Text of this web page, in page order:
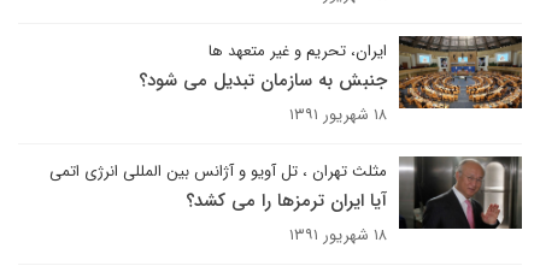
ایران، تحریم و غیر متعهد ها
جنبش به سازمان تبدیل می شود؟‌
۱۸ شهریور ۱۳۹۱
مثلث تهران ، تل آویو و آژانس بین المللی انرژی اتمی
آیا ایران ترمزها را می کشد؟
۱۸ شهریور ۱۳۹۱